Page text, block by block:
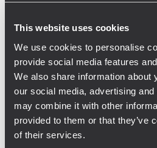
This website uses cookies
We use cookies to personalise
provide social media features
We also share information about
our social media, advertising
may combine it with other
provided to them or that they’ve
of their services.
wurden mit einem
einer Tonne Tragkraft
Dollysystem mit vier HDL
30-A Modulen
und einfache Installation
Riggern. Die zwanzig
an der Bühnenfront in
Subwoofern installiert.